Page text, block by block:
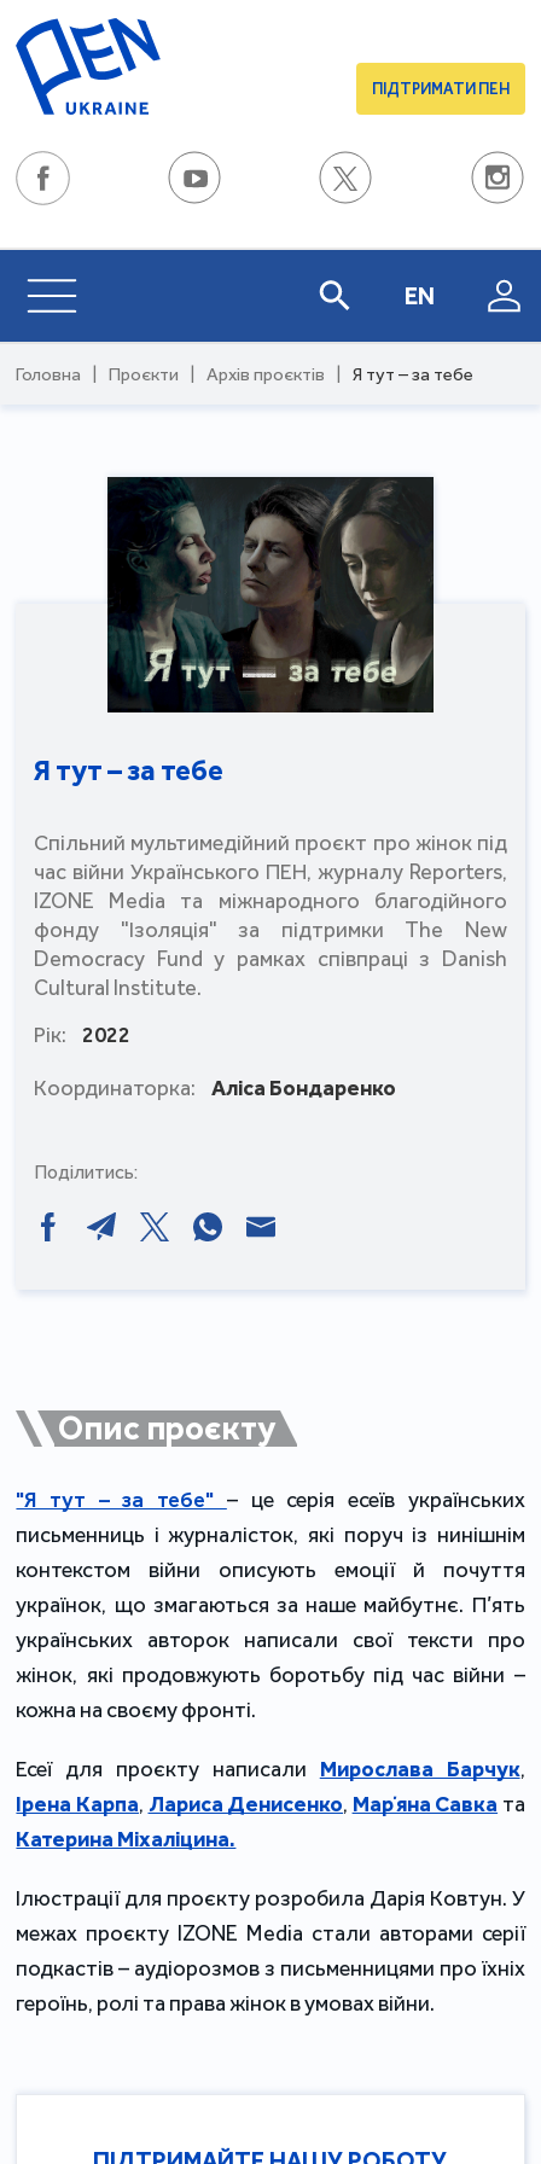
ПІДТРИМАТИ ПЕН
EN
Головна Проєкти Архів проєктів Я тут – за тебе
Я тут – за тебе
Спільний мультимедійний проєкт про жінок під
час війни Українського ПЕН, журналу Reporters,
IZONE Media та міжнародного благодійного
фонду "Ізоляція" за підтримки The New
Democracy Fund у рамках співпраці з Danish
Cultural Institute.
Рік:
2022
Координаторка:
Аліса Бондаренко
Поділитись:
Опис проєкту
"Я тут – за тебе" – це серія есеїв українських
письменниць і журналісток, які поруч із нинішнім
контекстом війни описують емоції й почуття
українок, що змагаються за наше майбутнє. П’ять
українських авторок написали свої тексти про
жінок, які продовжують боротьбу під час війни –
кожна на своєму фронті.
Есеї для проєкту написали Мирослава Барчук,
Ірена Карпа, Лариса Денисенко, Марʼяна Савка та
Катерина Міхаліцина.
Ілюстрації для проєкту розробила Дарія Ковтун. У
межах проєкту IZONE Media стали авторами серії
подкастів – аудіорозмов з письменницями про їхніх
героїнь, ролі та права жінок в умовах війни.